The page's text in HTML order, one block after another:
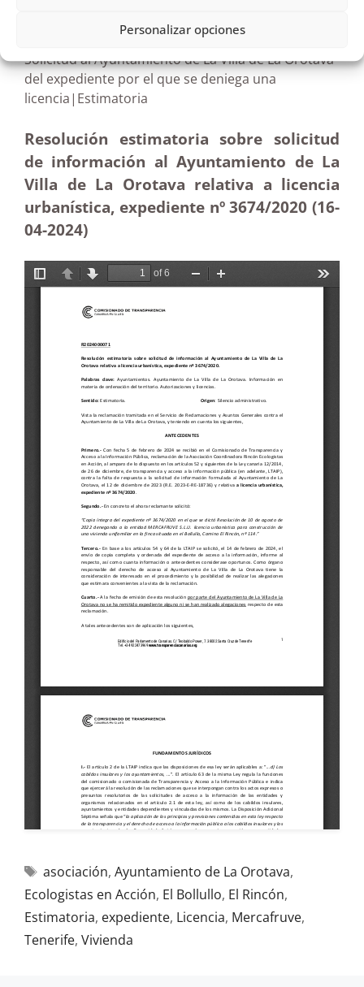
Personalizar opciones
Solicitud al Ayuntamiento de La Villa de La Orotava
del expediente por el que se deniega una
licencia|Estimatoria
Resolución estimatoria sobre solicitud
de información al Ayuntamiento de La
Villa de La Orotava relativa a licencia
urbanística, expediente nº 3674/2020 (16-
04-2024)
asociación, Ayuntamiento de La Orotava,
Ecologistas en Acción, El Bollullo, El Rincón,
Estimatoria, expediente, Licencia, Mercafruve,
Tenerife, Vivienda